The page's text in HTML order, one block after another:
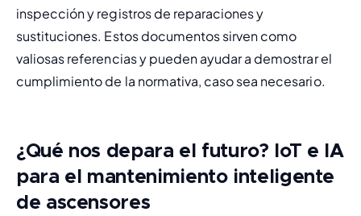
inspección y registros de reparaciones y
sustituciones. Estos documentos sirven como
valiosas referencias y pueden ayudar a demostrar el
cumplimiento de la normativa, caso sea necesario.
¿Qué nos depara el futuro? IoT e IA
para el mantenimiento inteligente
de ascensores